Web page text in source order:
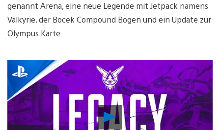
genannt Arena, eine neue Legende mit Jetpack namens
Valkyrie, der Bocek Compound Bogen und ein Update zur
Olympus Karte.
Video
abspielen